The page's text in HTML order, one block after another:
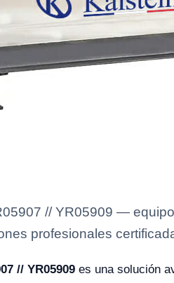
// YR05909 —
profesionales
// YR05909 es una solución